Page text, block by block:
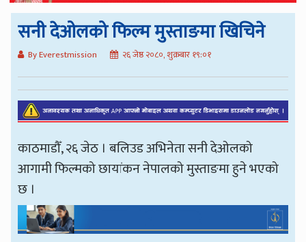
सनी देओलको फिल्म मुस्ताङमा खिचिने
By Everestmission २६ जेष्ठ २०८०, शुक्रबार १९:०१
काठमाडौँ, २६ जेठ । बलिउड अभिनेता सनी देओलको
आगामी फिल्मको छायांकन नेपालको मुस्ताङमा हुने भएको
छ ।